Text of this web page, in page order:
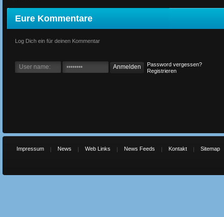
Eure Kommentare
Log Dich ein für deinen Kommentar
Password vergessen?
Registrieren
Impressum News Web Links News Feeds Kontakt Sitemap